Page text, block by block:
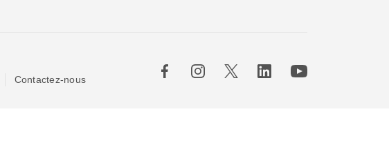
Contactez-nous